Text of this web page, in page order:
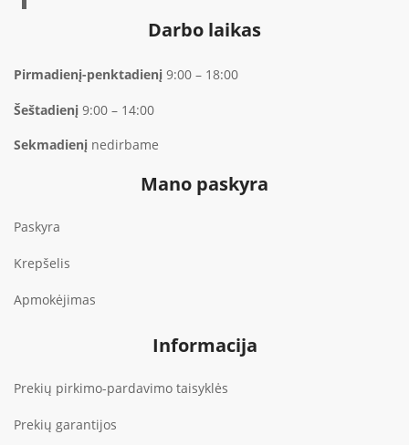
Darbo laikas
Pirmadienį-penktadienį 9:00 – 18:00
Šeštadienį 9:00 – 14:00
Sekmadienį nedirbame
Mano paskyra
Paskyra
Krepšelis
Apmokėjimas
Informacija
Prekių pirkimo-pardavimo taisyklės
Prekių garantijos